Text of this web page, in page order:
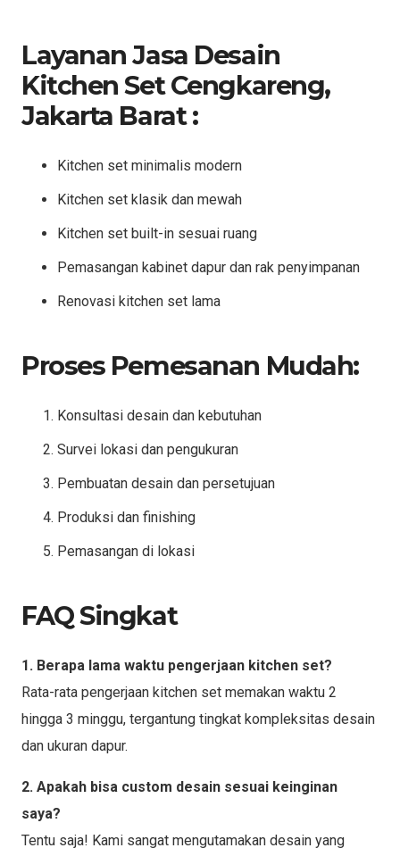
Layanan Jasa Desain
Kitchen Set Cengkareng,
Jakarta Barat :
Kitchen set minimalis modern
Kitchen set klasik dan mewah
Kitchen set built-in sesuai ruang
Pemasangan kabinet dapur dan rak penyimpanan
Renovasi kitchen set lama
Proses Pemesanan Mudah:
Konsultasi desain dan kebutuhan
Survei lokasi dan pengukuran
Pembuatan desain dan persetujuan
Produksi dan finishing
Pemasangan di lokasi
FAQ Singkat
1. Berapa lama waktu pengerjaan kitchen set?
Rata-rata pengerjaan kitchen set memakan waktu 2
hingga 3 minggu, tergantung tingkat kompleksitas desain
dan ukuran dapur.
2. Apakah bisa custom desain sesuai keinginan
saya?
Tentu saja! Kami sangat mengutamakan desain yang